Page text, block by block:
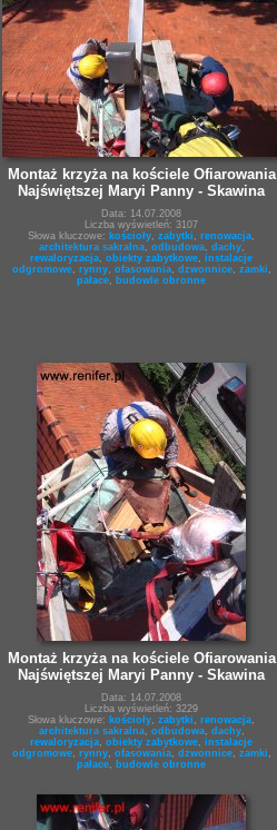
Montaż krzyża na kościele Ofiarowania
Najświętszej Maryi Panny - Skawina
Data: 14.07.2008
Liczba wyświetleń: 3107
Słowa kluczowe: kościoły zabytki renowacja
architektura sakralna, odbudowa, dachy,
rewaloryzacja obiekty zabytkowe instalacje
odgromowe, rynny, ofasowania, dzwonnice, zamki
pałace
budowle obronne
Montaż krzyża na kościele Ofiarowania
Najświętszej Maryi Panny - Skawina
Data: 14.07.2008
Liczba wyświetleń: 3229
Słowa kluczowe: kościoły zabytki renowacja
architektura sakralna, odbudowa, dachy,
rewaloryzacja obiekty zabytkowe instalacje
odgromowe, rynny, ofasowania, dzwonnice, zamki
pałace
budowle obronne